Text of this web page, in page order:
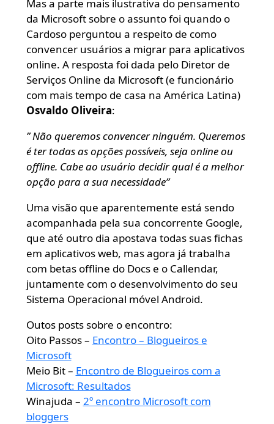
Mas a parte mais ilustrativa do pensamento
da Microsoft sobre o assunto foi quando o
Cardoso perguntou a respeito de como
convencer usuários a migrar para aplicativos
online. A resposta foi dada pelo Diretor de
Serviços Online da Microsoft (e funcionário
com mais tempo de casa na América Latina)
Osvaldo Oliveira:
” Não queremos convencer ninguém. Queremos
é ter todas as opções possíveis, seja online ou
offline. Cabe ao usuário decidir qual é a melhor
opção para a sua necessidade”
Uma visão que aparentemente está sendo
acompanhada pela sua concorrente Google,
que até outro dia apostava todas suas fichas
em aplicativos web, mas agora já trabalha
com betas offline do Docs e o Callendar,
juntamente com o desenvolvimento do seu
Sistema Operacional móvel Android.
Outos posts sobre o encontro:
Oito Passos – Encontro – Blogueiros e
Microsoft
Meio Bit – Encontro de Blogueiros com a
Microsoft: Resultados
Winajuda – 2º encontro Microsoft com
bloggers